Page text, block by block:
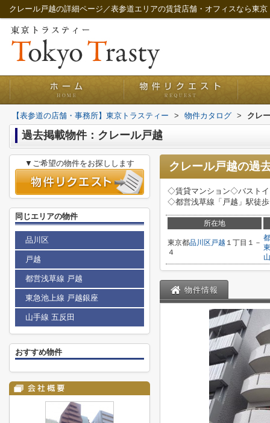
クレール戸越の詳細ページ／表参道エリアの賃貸店舗・オフィスなら東
【表参道の店舗・事務所】東京トラスティー > 物件カタログ > クレ
過去掲載物件：クレール戸越
クレール戸越の過
◇賃貸マンション◇バスト
◇都営浅草線「戸越」駅徒
所在地
東京都品川区 戸越 １丁目１－
４
物件情報
▼ご希望の物件をお探しします
同じエリアの物件
品川区
戸越
都営浅草線 戸越
東急池上線 戸越銀座
山手線 五反田
おすすめ物件